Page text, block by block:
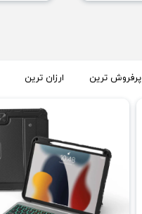
پرفروش ترین ارزان ترین